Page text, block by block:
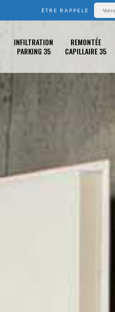
ÊTRE RAPPELÉ
INFILTRATION
PARKING 35
REMONTÉE
CAPILLAIRE 35